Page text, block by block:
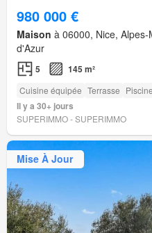
980 000 €
Maison à 06000, Nice,
d'Azur
5 145 m²
Cuisine équipée Terrasse Piscine
Il y a 30+ jours
SUPERIMMO - SUPERIMMO
Mise À Jour